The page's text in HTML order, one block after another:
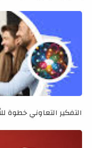
التفكير التعاوني